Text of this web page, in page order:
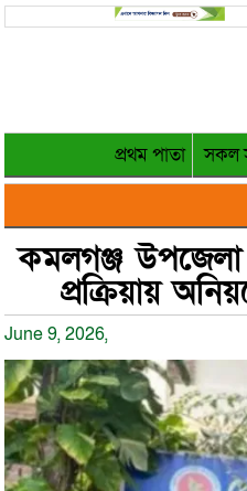
প্রথম পাতা সকল
কমলগঞ্জ উপজেলা
প্রক্রিয়ায়
June 9, 2026,